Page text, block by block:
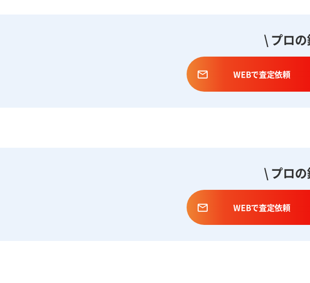
\ プロ
WEBで査定依頼
\ プロ
WEBで査定依頼